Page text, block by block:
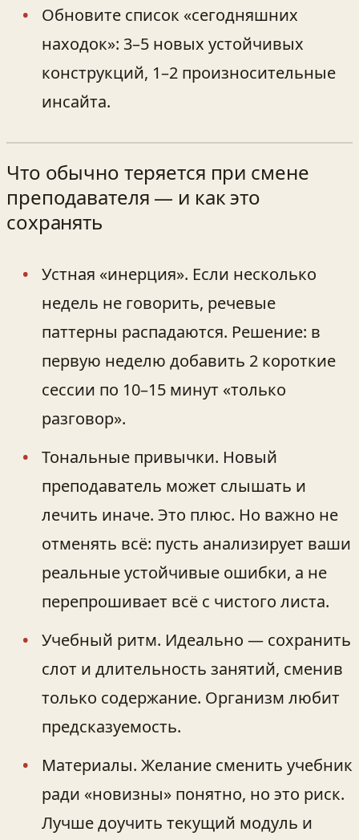
Обновите список «сегодняшних
находок»: 3–5 новых устойчивых
конструкций, 1–2 произносительные
инсайта.
Что обычно теряется при смене
преподавателя — и как это
сохранять
Устная «инерция». Если несколько
недель не говорить, речевые
паттерны распадаются. Решение: в
первую неделю добавить 2 короткие
сессии по 10–15 минут «только
разговор».
Тональные привычки. Новый
преподаватель может слышать и
лечить иначе. Это плюс. Но важно не
отменять всё: пусть анализирует ваши
реальные устойчивые ошибки, а не
перепрошивает всё с чистого листа.
Учебный ритм. Идеально — сохранить
слот и длительность занятий, сменив
только содержание. Организм любит
предсказуемость.
Материалы. Желание сменить учебник
ради «новизны» понятно, но это риск.
Лучше доучить текущий модуль и